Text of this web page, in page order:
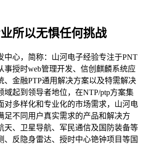
所以无惧任何挑战
中心，简称：山河电子经验专注于PNT
事授时web管理开发、信创麒麟系统应
、金融PTP通用解决方案以及特需解决
域起到领导者地位，在NTP/ptp方案集
对多样化和专业化的市场需求，山河电
足不同用户真实需求的产品和解决方
天、卫星导航、军民通信及国防装备等
、反隐身雷达、授时中心铯钟项目等国